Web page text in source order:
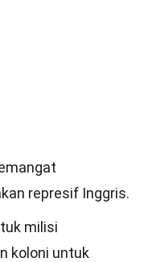
represif Inggris.
milisi
koloni untuk